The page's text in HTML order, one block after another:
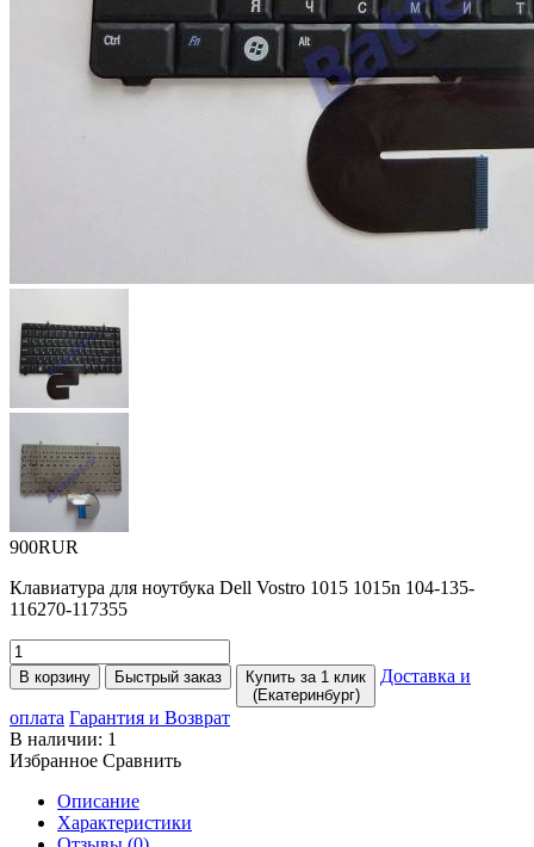
900RUR
Клавиатура для ноутбука Dell Vostro 1015 1015n 104-135-
116270-117355
В корзину Быстрый заказ
Купить за 1 клик
(Екатеринбург)
Доставка и
оплата Гарантия и Возврат
В наличии: 1
Избранное Сравнить
Описание
Характеристики